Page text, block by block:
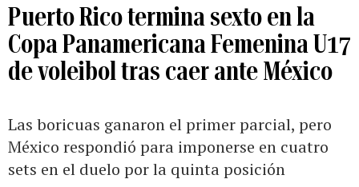
Puerto Rico termina sexto en la
Copa Panamericana Femenina U17
de voleibol tras caer ante México
Las boricuas ganaron el primer parcial, pero
México respondió para imponerse en cuatro
sets en el duelo por la quinta posición